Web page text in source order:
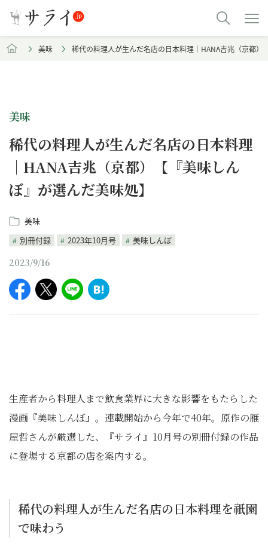
美味 稀代の料理人が生んだ名店の日本料理｜HANA吉兆（京都）
美味
稀代の料理人が生んだ名店の日本料理
｜HANA吉兆（京都）【『美味しん
ぼ』が選んだ美味処】
美味
別冊付録
2023年10月号 美味しんぼ
2023/9/16
生産者から料理人まで飲食業界に大きな影響をもたらした
漫画『美味しんぼ』。連載開始から今年で40年。原作の雁
屋哲さんが厳選した、『サライ』10月号の別冊付録の作品
に登場する京都の店を案内する。
稀代の料理人が生んだ名店の日本料理を祇園
で味わう